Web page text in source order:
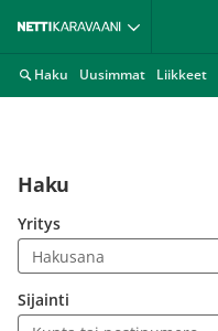
Haku Uusimmat Liikkeet
Haku
Yritys
Sijainti